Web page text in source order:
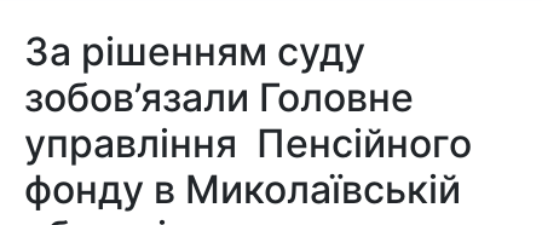
За рішенням суду
зобов’язали Головне
управління Пенсійного
фонду в Миколаївській